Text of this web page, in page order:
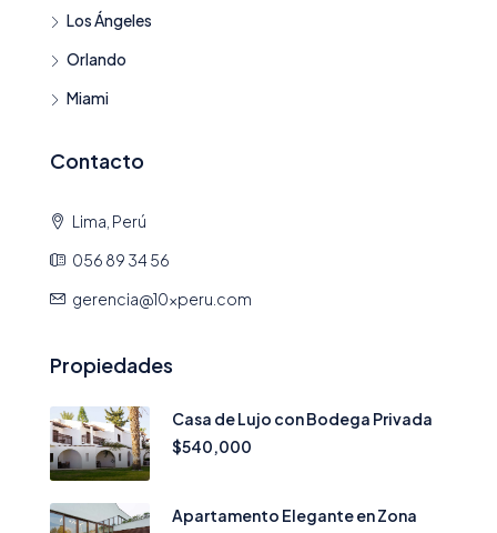
Los Ángeles
Orlando
Miami
Contacto
Lima, Perú
056 89 34 56
gerencia@10xperu.com
Propiedades
Casa de Lujo con Bodega Privada
$540,000
Apartamento Elegante en Zona